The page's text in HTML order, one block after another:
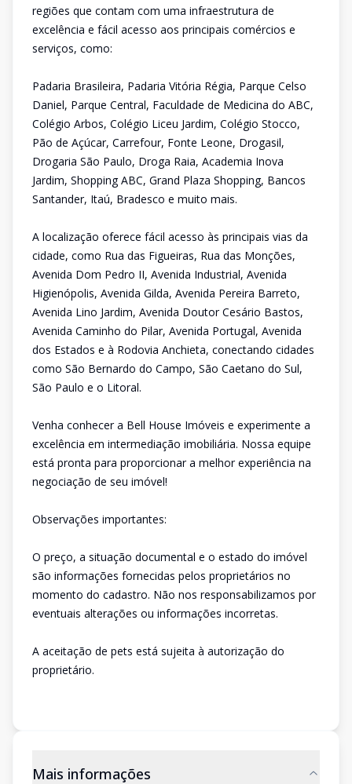
regiões que contam com uma infraestrutura de
excelência e fácil acesso aos principais comércios e
serviços, como:
Padaria Brasileira, Padaria Vitória Régia, Parque Celso
Daniel, Parque Central, Faculdade de Medicina do ABC,
Colégio Arbos, Colégio Liceu Jardim, Colégio Stocco,
Pão de Açúcar, Carrefour, Fonte Leone, Drogasil,
Drogaria São Paulo, Droga Raia, Academia Inova
Jardim, Shopping ABC, Grand Plaza Shopping, Bancos
Santander, Itaú, Bradesco e muito mais.
A localização oferece fácil acesso às principais vias da
cidade, como Rua das Figueiras, Rua das Monções,
Avenida Dom Pedro II, Avenida Industrial, Avenida
Higienópolis, Avenida Gilda, Avenida Pereira Barreto,
Avenida Lino Jardim, Avenida Doutor Cesário Bastos,
Avenida Caminho do Pilar, Avenida Portugal, Avenida
dos Estados e à Rodovia Anchieta, conectando cidades
como São Bernardo do Campo, São Caetano do Sul,
São Paulo e o Litoral.
Venha conhecer a Bell House Imóveis e experimente a
excelência em intermediação imobiliária. Nossa equipe
está pronta para proporcionar a melhor experiência na
negociação de seu imóvel!
Observações importantes:
O preço, a situação documental e o estado do imóvel
são informações fornecidas pelos proprietários no
momento do cadastro. Não nos responsabilizamos por
eventuais alterações ou informações incorretas.
A aceitação de pets está sujeita à autorização do
proprietário.
Mais informações